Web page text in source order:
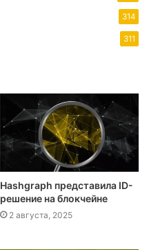
314
311
Hashgraph представила ID-
решение на блокчейне
2 августа, 2025